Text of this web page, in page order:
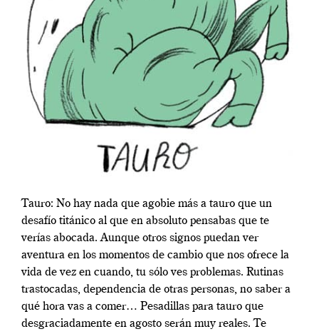
Tauro: No hay nada que agobie más a tauro que un
desafío titánico al que en absoluto pensabas que te
verías abocada. Aunque otros signos puedan ver
aventura en los momentos de cambio que nos ofrece la
vida de vez en cuando, tu sólo ves problemas. Rutinas
trastocadas, dependencia de otras personas, no saber a
qué hora vas a comer… Pesadillas para tauro que
desgraciadamente en agosto serán muy reales. Te